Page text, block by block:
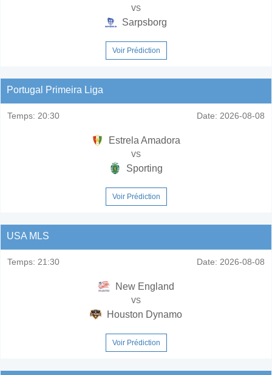
vs
Sarpsborg
Voir Prédiction
Portugal Primeira Liga
Temps: 20:30 Date: 2026-08-08
Estrela Amadora
vs
Sporting
Voir Prédiction
USA MLS
Temps: 21:30 Date: 2026-08-08
New England
vs
Houston Dynamo
Voir Prédiction